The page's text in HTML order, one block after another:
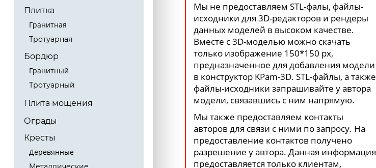
Плитка
Гранитная
Тротуарная
Бордюр
Гранитный
Тротуарный
Плита мощения
Ограды
Кресты
Деревянные
Мы не предоставляем STL-фалы, файлы-
исходники для 3D-редакторов и рендеры
данных моделей в высоком качестве.
Вместе с 3D-моделью можно скачать
только изображение 150*150 px,
предназначенное для добавления модели
в конструктор KPam-3D. STL-файлы, а также
файлы-исходники запрашивайте у автора
модели, связавшись с ним напрямую.
Мы также предоставляем контакты
авторов для связи с ними по запросу. На
предоставление контактов получено
разрешение у автора. Данная информация
предоставляется только клиентам,